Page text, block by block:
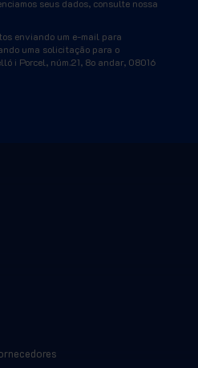
seus dados, consulte nossa
enviando um e-mail para
uma solicitação para o
i Porcel, núm.21, 8o andar, 08016